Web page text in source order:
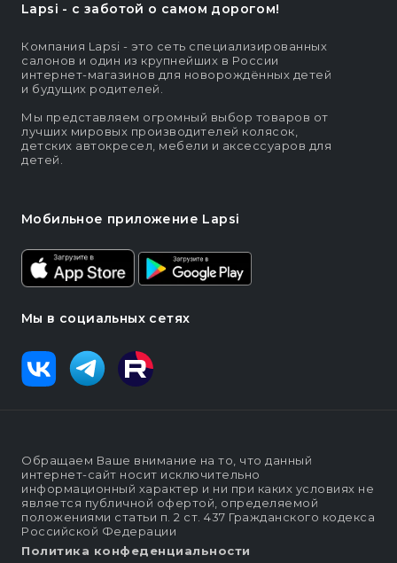
Lapsi - c заботой о самом дорогом!
Компания Lapsi - это сеть специализированных
салонов и один из крупнейших в России
интернет-магазинов для новорождённых детей
и будущих родителей.
Мы представляем огромный выбор товаров от
лучших мировых производителей колясок,
детских автокресел, мебели и аксессуаров для
детей.
Мобильное приложение Lapsi
Мы в социальных сетях
Обращаем Ваше внимание на то, что данный
интернет-сайт носит исключительно
информационный характер и ни при каких условиях не
является публичной офертой, определяемой
положениями статьи п. 2 ст. 437 Гражданского кодекса
Российской Федерации
Политика конфеденциальности